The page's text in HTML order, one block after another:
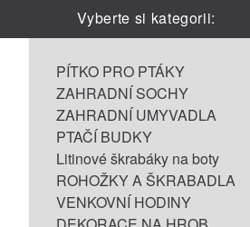
Vyberte si kategorii:
PÍTKO PRO PTÁKY
ZAHRADNÍ SOCHY
ZAHRADNÍ UMYVADLA
PTAČÍ BUDKY
Litinové škrabáky na boty
ROHOŽKY A ŠKRABADLA
VENKOVNÍ HODINY